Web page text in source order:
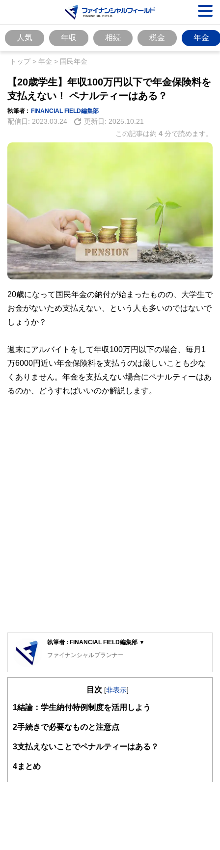
人気 年収 相続 税金 年金
トップ> 年金 > 国民年金
【20歳学生】年収100万円以下で年金保険料を
支払えない！ ペナルティーはある？
執筆者 : FINANCIAL FIELD編集部
配信日: 2023.03.24 更新日: 2025.10.21
この記事は約 4 分で読めます。
20歳になって国民年金の納付が始まったものの、大学生で
お金がないため支払えない、という人も多いのではないで
しょうか？
週末にアルバイトをして年収100万円以下の場合、毎月1
万6000円近い年金保険料を支払うのは厳しいことも少な
くありません。年金を支払えない場合にペナルティーはあ
るのか、どうすればいいのか解説します。
執筆者 : FINANCIAL FIELD編集部 ▼
ファイナンシャルプランナー
FinancialField編集部は、金融、経済に関する記事を、日々
知識がない方でも理解できるようわかりやすく発信していま
得者を中心に「お金や暮らし」に関する書籍・雑誌の編集経
験者で構成され、企画立案から記事掲載まですべての工程に
目次 [非表示]
1結論：学生納付特例制度を活用しよう
2手続きで必要なものと注意点
3支払えないことでペナルティーはある？
4まとめ